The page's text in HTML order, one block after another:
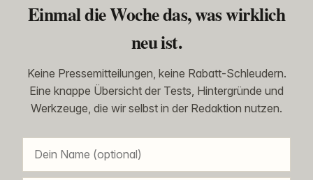
Einmal die Woche das, was wirklich
neu ist.
Keine Pressemitteilungen, keine Rabatt-Schleudern.
Eine knappe Übersicht der Tests, Hintergründe und
Werkzeuge, die wir selbst in der Redaktion nutzen.